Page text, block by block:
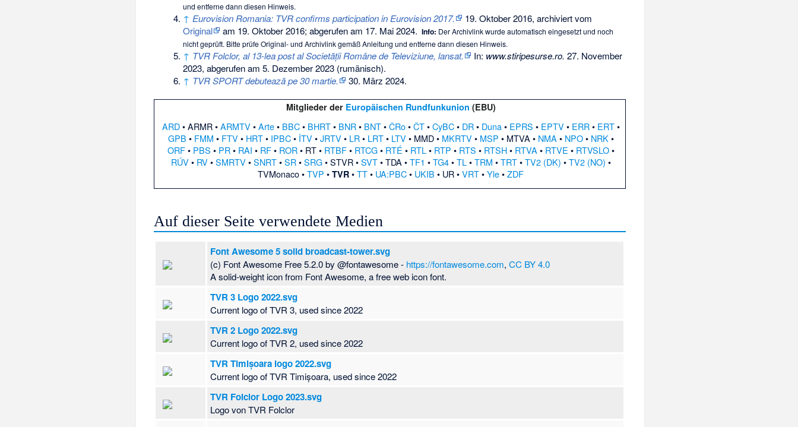
und entferne dann diesen Hinweis.
↑ Eurovision Romania: TVR confirms participation in Eurovision 2017.
19. Oktober 2016, archiviert vom
Original
am 19. Oktober 2016; abgerufen am 17. Mai 2024. Info: Der Archivlink wurde automatisch eingesetzt und noch
nicht geprüft. Bitte prüfe Original- und Archivlink gemäßAnleitung und entferne dann diesen Hinweis.
↑ TVR Folclor, al 13-lea post al Societății Române de Televiziune, lansat. In: www.stiripesurse.ro. 27. November
2023, abgerufen am 5. Dezember 2023 (rumänisch).
↑ TVR SPORT debutează pe 30 martie. 30. März 2024.
Mitglieder der Europäischen Rundfunkunion (EBU)
ARD•ARMR•ARMTV•Arte• BBC• BHRT• BNR• BNT•ČRo•ČT•CyBC• DR• Duna• EPRS • EPTV• ERR• ERT•
GPB • FMM • FTV• HRT• IPBC• İTV•JRTV• LR• LRT• LTV• MMD• MKRTV• MSP • MTVA• NMA• NPO• NRK•
ORF• PBS • PR• RAI • RF• ROR• RT• RTBF• RTCG• RTÉ • RTL• RTP • RTS • RTSH• RTVA• RTVE • RTVSLO•
RÚV• RV•SMRTV•SNRT•SR•SRG•STVR•SVT•TDA•TF1 •TG4•TL•TRM •TRT•TV2 (DK) •TV2 (NO) •
TVMonaco•TVP •TVR •TT• UA:PBC• UKIB • UR•VRT•Yle•ZDF
Auf dieser Seite verwendete Medien
Font Awesome 5 solid broadcast-tower.svg
(c) Font Awesome Free 5.2.0 by @fontawesome - https://fontawesome.com,CC BY 4.0
A solid-weight icon from Font Awesome, a free web icon font.
TVR 3 Logo 2022.svg
Current logo of TVR 3, used since 2022
TVR 2 Logo 2022.svg
Current logo of TVR 2, used since 2022
TVR Timișoara logo 2022.svg
Current logo of TVR Timișoara, used since 2022
TVR Folclor Logo 2023.svg
Logo von TVR Folclor